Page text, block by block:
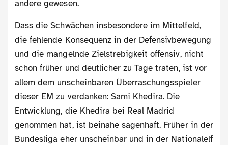
andere gewesen.
Dass die Schwächen insbesondere im Mittelfeld,
die fehlende Konsequenz in der Defensivbewegung
und die mangelnde Zielstrebigkeit offensiv, nicht
schon früher und deutlicher zu Tage traten, ist vor
allem dem unscheinbaren Überraschungsspieler
dieser EM zu verdanken: Sami Khedira. Die
Entwicklung, die Khedira bei Real Madrid
genommen hat, ist beinahe sagenhaft. Früher in der
Bundesliga eher unscheinbar und in der Nationalelf